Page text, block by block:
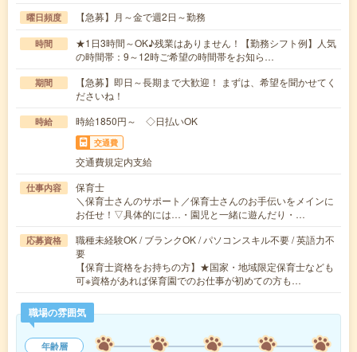
曜日頻度 【急募】月～金で週2日～勤務
時間
★1日3時間～OK♪残業はありません！【勤務シフト例】人気
の時間帯：9～12時ご希望の時間帯をお知ら…
期間
【急募】即日～長期まで大歓迎！ まずは、希望を聞かせてく
ださいね！
時給 時給1850円～ ◇日払いOK
交通費
交通費規定内支給
仕事内容
保育士
＼保育士さんのサポート／保育士さんのお手伝いをメインに
お任せ！▽具体的には…・園児と一緒に遊んだり・…
応募資格
職種未経験OK / ブランクOK / パソコンスキル不要 / 英語力不
要
【保育士資格をお持ちの方】★国家・地域限定保育士なども
可※資格があれば保育園でのお仕事が初めての方も…
職場の雰囲気
年齢層